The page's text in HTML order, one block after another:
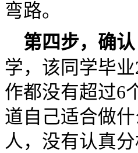
弯路。
第四步，确
学，该同学毕
作都没有超过6
道自己适合做
人，没有认真